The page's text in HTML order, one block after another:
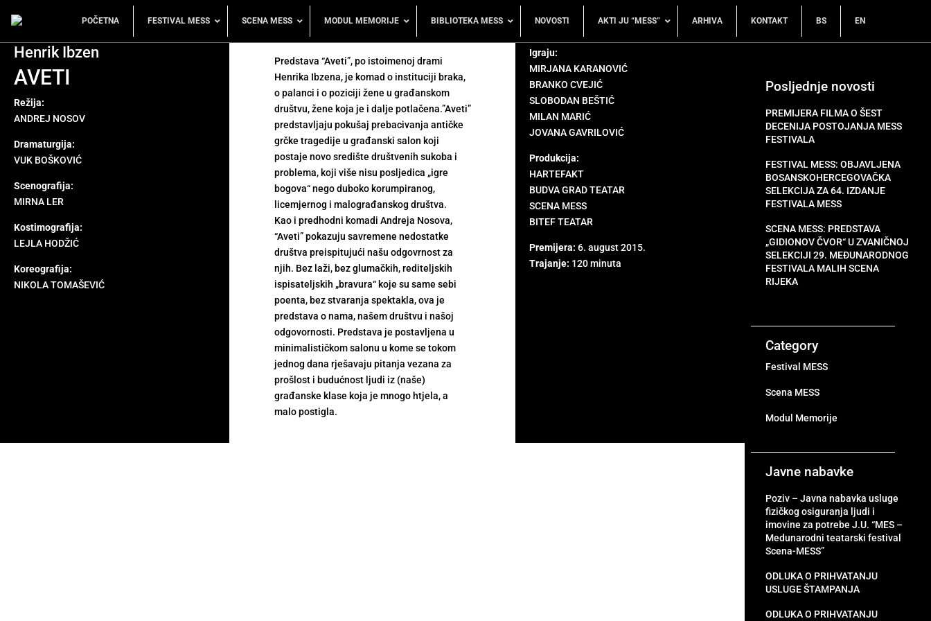
POČETNA FESTIVAL MESS SCENA MESS MODUL MEMORIJE BIBLIOTEKA MESS NOVOSTI AKTI JU “MESS” ARHIVA KONTAKT BS EN
Henrik Ibzen
AVETI
Režija:
ANDREJ NOSOV
Dramaturgija:
VUK BOŠKOVIĆ
Scenografija:
MIRNA LER
Kostimografija:
LEJLA HODŽIĆ
Koreografija:
NIKOLA TOMAŠEVIĆ
Predstava “Aveti”, po istoimenoj drami
Henrika Ibzena, je komad o instituciji braka,
o palanci i o poziciji žene u građanskom
društvu, žene koja je i dalje potlačena.”Aveti”
predstavljaju pokušaj prebacivanja antičke
grčke tragedije u građanski salon koji
postaje novo središte društvenih sukoba i
problema, koji više nisu posljedica „igre
bogova“ nego duboko korumpiranog,
licemjernog i malograđanskog društva.
Kao i predhodni komadi Andreja Nosova,
“Aveti” pokazuju savremene nedostatke
društva preispitujući našu odgovrnost za
njih. Bez laži, bez glumačkih, rediteljskih
ispisateljskih „bravura“ koje su same sebi
poenta, bez stvaranja spektakla, ova je
predstava o nama, našem društvu i našoj
odgovornosti. Predstava je postavljena u
minimalističkom salonu u kome se tokom
jednog dana rješavaju pitanja vezana za
prošlost i budućnost ljudi iz (naše)
građanske klase koja je mnogo htjela, a
malo postigla.
Igraju:
MIRJANA KARANOVIĆ
BRANKO CVEJIĆ
SLOBODAN BEŠTIĆ
MILAN MARIĆ
JOVANA GAVRILOVIĆ
Produkcija:
HARTEFAKT
BUDVA GRAD TEATAR
SCENA MESS
BITEF TEATAR
Premijera: 6. august 2015.
Trajanje: 120 minuta
Posljednje novosti
PREMIJERA FILMA O ŠEST
DECENIJA POSTOJANJA MESS
FESTIVALA
FESTIVAL MESS: OBJAVLJENA
BOSANSKOHERCEGOVAČKA
SELEKCIJA ZA 64. IZDANJE
FESTIVALA MESS
SCENA MESS: PREDSTAVA
„GIDIONOV ČVOR“ U ZVANIČNOJ
SELEKCIJI 29. MEĐUNARODNOG
FESTIVALA MALIH SCENA
RIJEKA
Category
Festival MESS
Scena MESS
Modul Memorije
Javne nabavke
Poziv – Javna nabavka usluge
fizičkog osiguranja ljudi i
imovine za potrebe J.U. “MES –
Medunarodni teatarski festival
Scena-MESS”
ODLUKA O PRIHVATANJU
USLUGE ŠTAMPANJA
ODLUKA O PRIHVATANJU